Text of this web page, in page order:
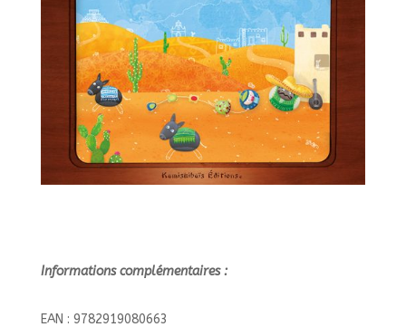
Informations complémentaires :
EAN : 9782919080663